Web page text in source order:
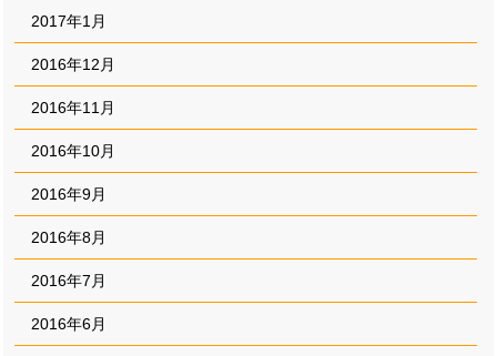
2017年1月
2016年12月
2016年11月
2016年10月
2016年9月
2016年8月
2016年7月
2016年6月